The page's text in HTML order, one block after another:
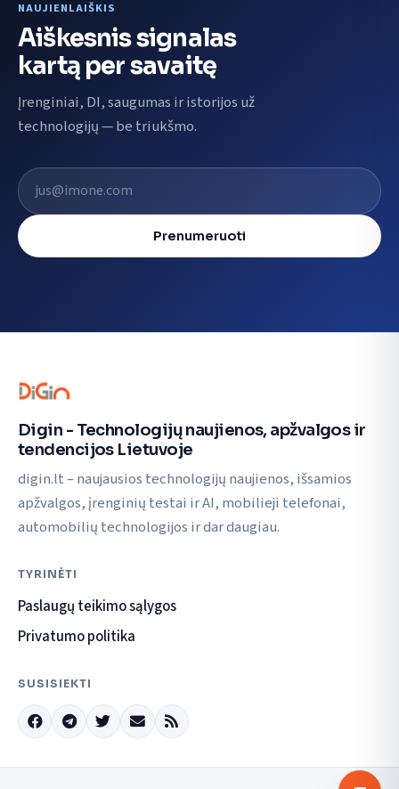
NAUJIENLAIŠKIS
Aiškesnis signalas
kartą per savaitę
Įrenginiai, DI, saugumas ir istorijos už
technologijų — be triukšmo.
El. pašto adresas
Prenumeruoti
Digin - Technologijų naujienos, apžvalgos ir
tendencijos Lietuvoje
digin.lt – naujausios technologijų naujienos, išsamios
apžvalgos, įrenginių testai ir AI, mobilieji telefonai,
automobilių technologijos ir dar daugiau.
TYRINĖTI
Paslaugų teikimo sąlygos
Privatumo politika
SUSISIEKTI